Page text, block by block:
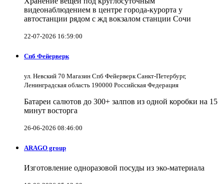
видеонаблюдением в центре города-курорта у
автостанции рядом с жд вокзалом станции Сочи
22-07-2026 16:59:00
Спб Фейерверк
ул. Невский 70 Магазин Спб Фейерверк Санкт-Петербург,
Ленинградская область 190000 Российская Федерация
Батареи салютов до 300+ залпов из одной коробки на 15
минут восторга
26-06-2026 08:46:00
ARAGO group
Изготовление одноразовой посуды из эко-материала